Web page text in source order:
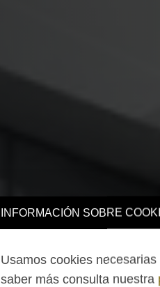
INFORMACIÓN SOBRE
Usamos cookies
saber más consulta nuestra